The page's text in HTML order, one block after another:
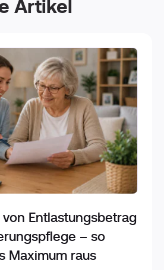
Artikel
Entlastungsbetrag
– so
Maximum raus